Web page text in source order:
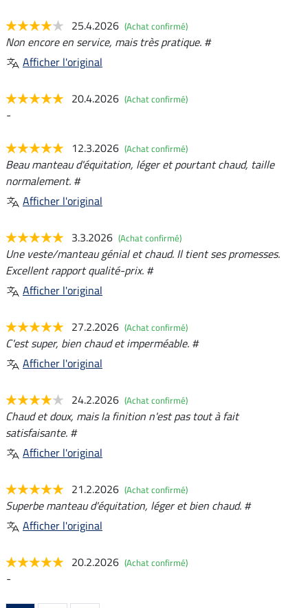
25.4.2026 (Achat confirmé)
Non encore en service, mais très pratique. #
Afficher l'original
20.4.2026 (Achat confirmé)
-
12.3.2026 (Achat confirmé)
Beau manteau d'équitation, léger et pourtant chaud, taille
normalement. #
Afficher l'original
3.3.2026 (Achat confirmé)
Une veste/manteau génial et chaud. Il tient ses promesses.
Excellent rapport qualité-prix. #
Afficher l'original
27.2.2026 (Achat confirmé)
C'est super, bien chaud et imperméable. #
Afficher l'original
24.2.2026 (Achat confirmé)
Chaud et doux, mais la finition n'est pas tout à fait
satisfaisante. #
Afficher l'original
21.2.2026 (Achat confirmé)
Superbe manteau d'équitation, léger et bien chaud. #
Afficher l'original
20.2.2026 (Achat confirmé)
-